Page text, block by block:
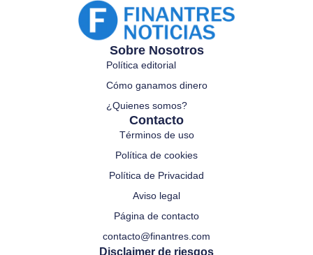
Sobre Nosotros
Política editorial
Cómo ganamos dinero
¿Quienes somos?
Contacto
Términos de uso
Política de cookies
Política de Privacidad
Aviso legal
Página de contacto
contacto@finantres.com
Disclaimer de riesgos